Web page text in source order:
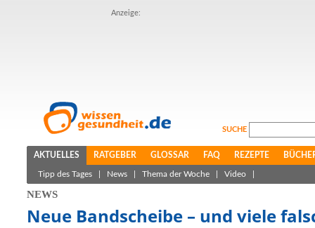
Anzeige:
SUCHE
AKTUELLES RATGEBER GLOSSAR FAQ REZEPTE
Tipp des Tages News Thema der Woche Video
NEWS
Neue Bandscheibe – und viele